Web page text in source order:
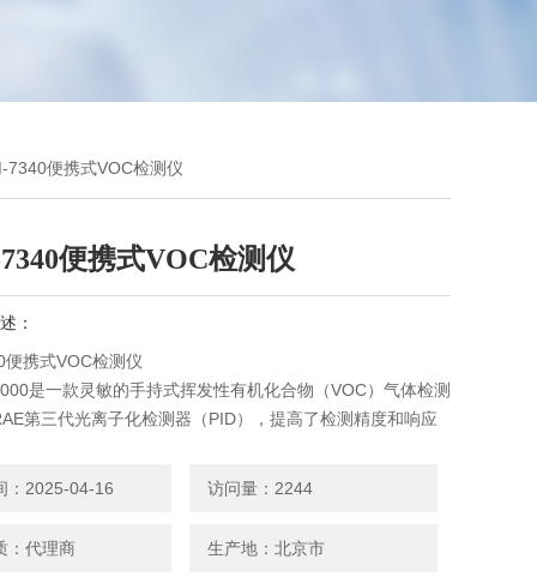
7340便携式VOC检测仪
便携式VOC检测仪
：
携式VOC检测仪
是一款灵敏的手持式挥发性有机化合物（VOC）气体检测
第三代光离子化检测器（PID），提高了检测精度和响应
：2025-04-16 访问量：2244
：代理商 生产地：北京市